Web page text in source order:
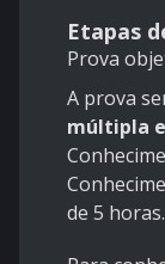
Etapas
Prova
A prova
múltipla
de 5 horas.